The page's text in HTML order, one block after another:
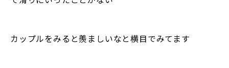
カップルをみると羨ましいなと横目でみてます